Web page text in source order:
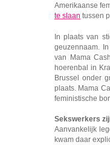
Amerikaanse
te slaan tussen
In plaats van
geuzennaam.
van Mama
hoerenbal in
Brussel onder
plaats. Mama
feministische
Sekswerkers
Aanvankelijk
kwam daar